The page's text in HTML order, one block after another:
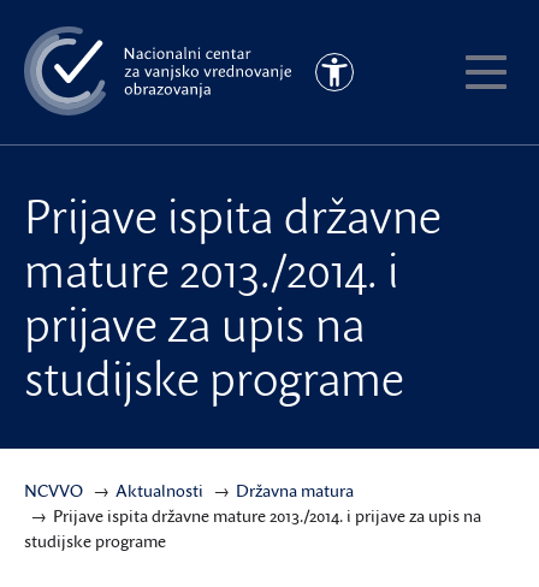
na
glavni
sadržaj
Pristupačnost
Prijave ispita državne
mature 2013./2014. i
prijave za upis na
studijske programe
NCVVO Aktualnosti
Državna matura
Prijave ispita državne mature 2013./2014. i prijave za upis na
studijske programe